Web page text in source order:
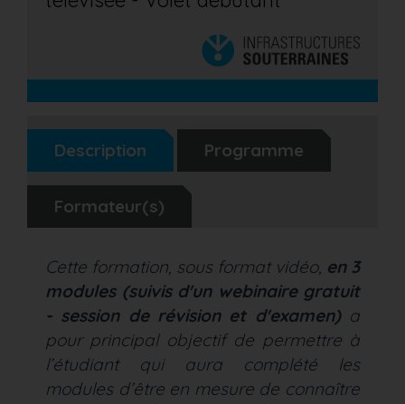
Description Programme
Formateur(s)
Cette formation, sous format vidéo, en 3
modules (suivis d'un webinaire gratuit
- session de révision et d'examen)a
pour principal objectif de permettre à
l’étudiant qui aura complété les
modules d’être en mesure de connaître